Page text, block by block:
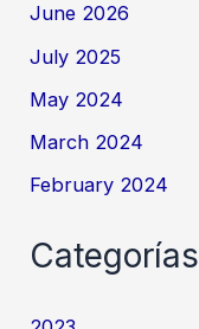
June 2026
July 2025
May 2024
March 2024
February 2024
Categorías